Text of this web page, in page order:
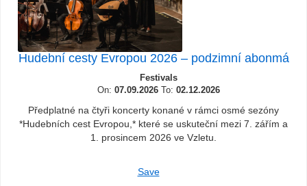
Hudební cesty Evropou 2026 – podzimní abonmá
Festivals
On: 07.09.2026 To: 02.12.2026
Předplatné na čtyři koncerty konané v rámci osmé sezóny
*Hudebních cest Evropou,* které se uskuteční mezi 7. zářím a
1. prosincem 2026 ve Vzletu.
Save